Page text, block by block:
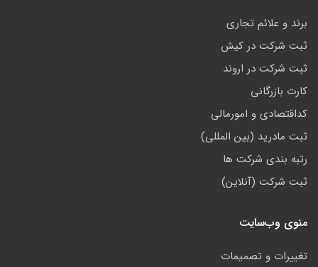
برند و علائم تجاری
ثبت شرکت در کیش
ثبت شرکت در اروند
کارت بازرگانی
کداقتصادی و امورمالی
ثبت مادرید (بین المللی)
رتبه بندی شرکت ها
ثبت شرکت (آنلاین)
منوی وب‌سایت
تغییرات و تصمیمات